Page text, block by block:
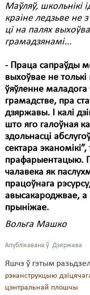
Маўляў, школьнікі
краіне ледзьве не
ці на палях
грамадзянамі...
- Праца сапраўды
выхоўвае не
ўяўленне
грамадстве, пра
дзяржавы. І калі
што яго галоўная
здольнасці
сектара
прафарыентацыю.
чалавека як
працоўнага
авысакароджвае, а
прыніжае.
Вольга Машко
Апублікавана ў Дзяржава
Яшчэ ў гэтым
рэканструкцыю
цэнтральнай плошчы